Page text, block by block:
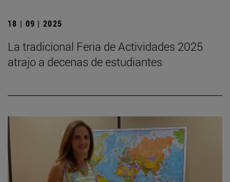
18 | 09 | 2025
La tradicional Feria de Actividades 2025
atrajo a decenas de estudiantes